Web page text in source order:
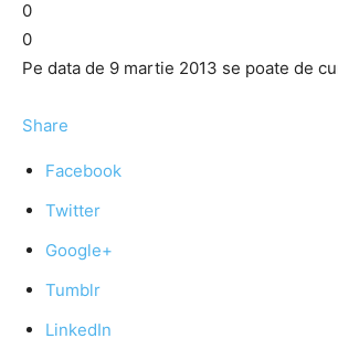
0
0
Pe data de 9 martie 2013 se poate de
Share
Facebook
Twitter
Google+
Tumblr
LinkedIn